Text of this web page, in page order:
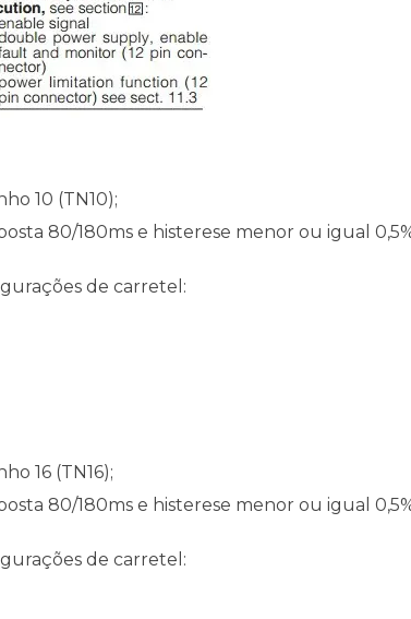
10 (TN10);
80/180ms e histerese menor ou igual
de carretel:
16 (TN16);
80/180ms e histerese menor ou igual
de carretel: